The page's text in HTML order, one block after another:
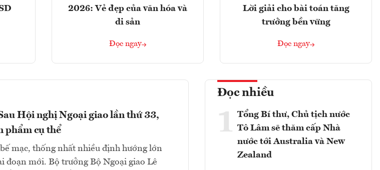
2026: Vẻ đẹp của văn hóa và
di sản
Đọc ngay
Lời giải cho bài toán tăng
trưởng bền vững
Đọc ngay
Hội nghị Ngoại giao lần thứ 33,
phẩm cụ thể
mạc, thống nhất nhiều định hướng lớn
đoạn mới. Bộ trưởng Bộ Ngoại giao Lê
Đọc nhiều
1 Tổng Bí thư, Chủ tịch nước
Tô Lâm sẽ thăm cấp Nhà
nước tới Australia và New
Zealand